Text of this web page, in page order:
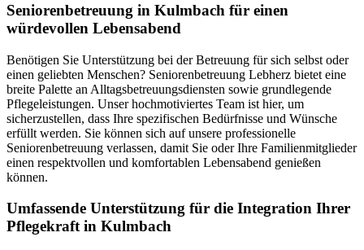
Senioren­betreuung in Kulmbach für einen
würdevollen Lebensabend
Benötigen Sie Unterstützung bei der Betreuung für sich selbst oder
einen geliebten Menschen? Seniorenbetreuung Lebherz bietet eine
breite Palette an Alltagsbetreuungsdiensten sowie grundlegende
Pflegeleistungen. Unser hochmotiviertes Team ist hier, um
sicherzustellen, dass Ihre spezifischen Bedürfnisse und Wünsche
erfüllt werden. Sie können sich auf unsere professionelle
Seniorenbetreuung verlassen, damit Sie oder Ihre Familienmitglieder
einen respektvollen und komfortablen Lebensabend genießen
können.
Umfassende Unterstützung für die Integration Ihrer
Pflegekraft in Kulmbach